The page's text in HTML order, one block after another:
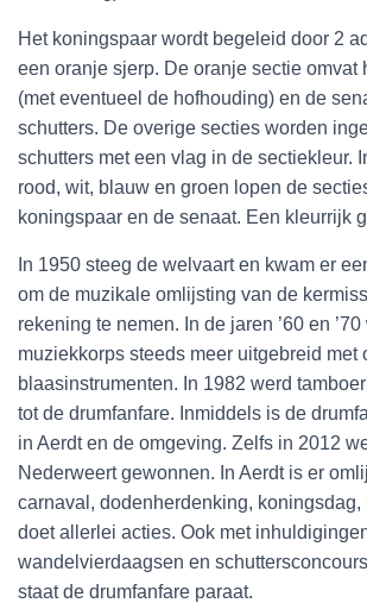
Het koningspaar wordt begeleid door 2
een oranje sjerp. De oranje sectie omvat
(met eventueel de hofhouding) en de
schutters. De overige secties worden
schutters met een vlag in de sectiekleur.
rood, wit, blauw en groen lopen de
koningspaar en de senaat. Een kleurrijk
In 1950 steeg de welvaart en kwam er
om de muzikale omlijsting van de
rekening te nemen. In de jaren ’60 en
muziekkorps steeds meer uitgebreid met
blaasinstrumenten. In 1982 werd
tot de drumfanfare. Inmiddels is de
in Aerdt en de omgeving. Zelfs in 2012
Nederweert gewonnen. In Aerdt is er
carnaval, dodenherdenking, koningsdag,
doet allerlei acties. Ook met
wandelvierdaagsen en
staat de drumfanfare paraat.